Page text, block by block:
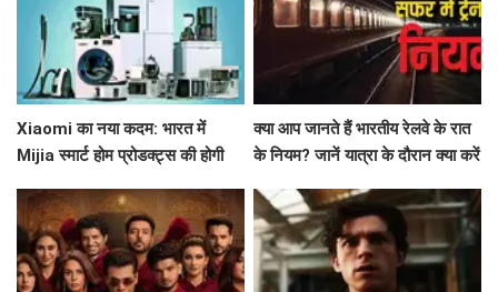
Xiaomi का नया कदम: भारत में
Mijia स्मार्ट होम प्रोडक्ट्स की होगी
क्या आप जानते हैं भारतीय रेलवे के रात
के नियम? जानें यात्रा के दौरान क्या करें